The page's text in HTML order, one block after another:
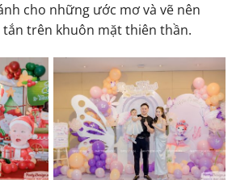
cho những ước mơ và vẽ nên
trên khuôn mặt thiên thần.